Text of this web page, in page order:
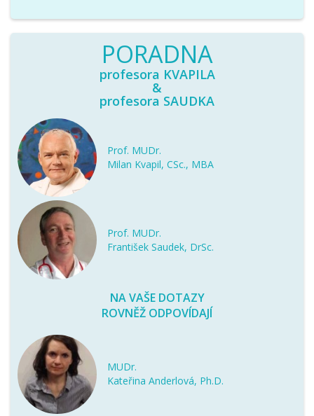
PORADNA
profesora KVAPILA
&
profesora SAUDKA
Prof. MUDr.
Milan Kvapil, CSc., MBA
Prof. MUDr.
František Saudek, DrSc.
NA VAŠE DOTAZY
ROVNĚŽ ODPOVÍDAJÍ
MUDr.
Kateřina Anderlová, Ph.D.